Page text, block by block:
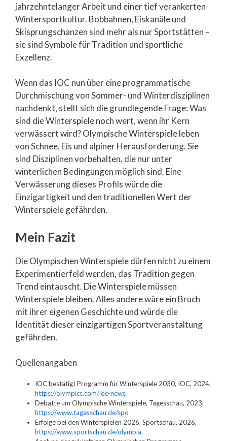
jahrzehntelanger Arbeit und einer tief verankerten
Wintersportkultur. Bobbahnen, Eiskanäle und
Skisprungschanzen sind mehr als nur Sportstätten –
sie sind Symbole für Tradition und sportliche
Exzellenz.
Wenn das IOC nun über eine programmatische
Durchmischung von Sommer- und Winterdisziplinen
nachdenkt, stellt sich die grundlegende Frage: Was
sind die Winterspiele noch wert, wenn ihr Kern
verwässert wird? Olympische Winterspiele leben
von Schnee, Eis und alpiner Herausforderung. Sie
sind Disziplinen vorbehalten, die nur unter
winterlichen Bedingungen möglich sind. Eine
Verwässerung dieses Profils würde die
Einzigartigkeit und den traditionellen Wert der
Winterspiele gefährden.
Mein Fazit
Die Olympischen Winterspiele dürfen nicht zu einem
Experimentierfeld werden, das Tradition gegen
Trend eintauscht. Die Winterspiele müssen
Winterspiele bleiben. Alles andere wäre ein Bruch
mit ihrer eigenen Geschichte und würde die
Identität dieser einzigartigen Sportveranstaltung
gefährden.
Quellenangaben
IOC bestätigt Programm für Winterspiele 2030, IOC, 2024,
https://olympics.com/ioc-news
Debatte um Olympische Winterspiele, Tagesschau, 2023,
https://www.tagesschau.de/spo
Erfolge bei den Winterspielen 2026, Sportschau, 2026,
https://www.sportschau.de/olympia